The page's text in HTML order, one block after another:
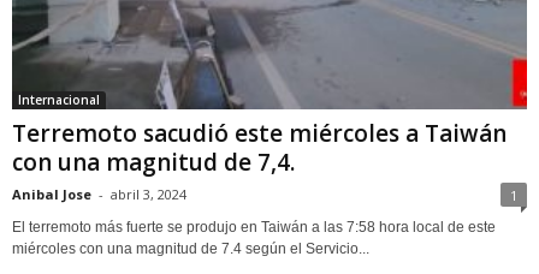
Internacional
Terremoto sacudió este miércoles a Taiwán
con una magnitud de 7,4.
Anibal Jose - abril 3, 2024 1
El terremoto más fuerte se produjo en Taiwán a las 7:58 hora local de este
miércoles con una magnitud de 7.4 según el Servicio...